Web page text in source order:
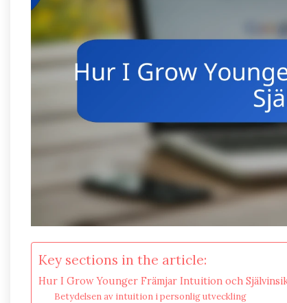
Key sections in the article:
Hur I Grow Younger Främjar Intuition och
Betydelsen av intuition i personlig utveckling